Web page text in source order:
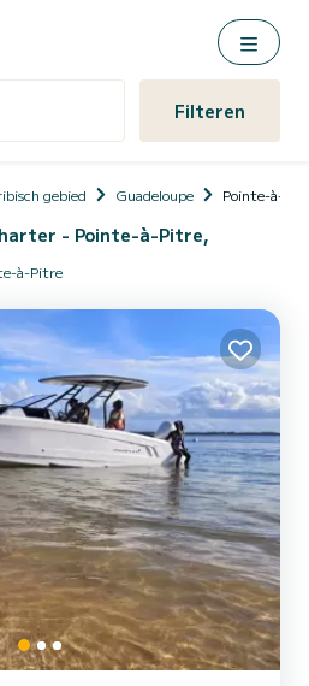
Filteren
gebied Guadeloupe Pointe-à-
- Pointe-à-Pitre,
à-Pitre